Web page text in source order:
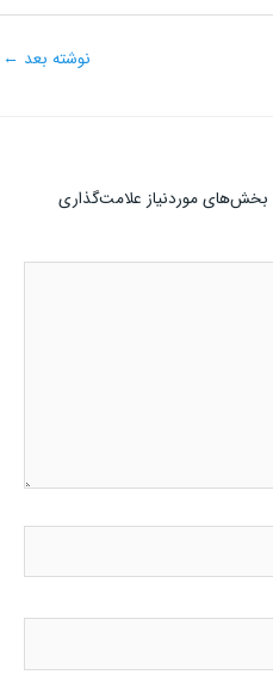
نوشته بعد ←
بخش‌های موردنیاز علامت‌گذاری